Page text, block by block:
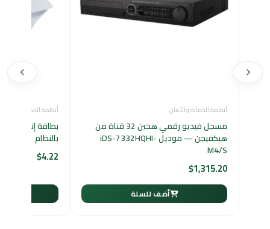
أنظمة الحماية والأمان
مسجل فيديو رقمي هجين 32 قناة من
هيكفيجن — موديل iDS-7332HQHI-
M4/S
$1,315.20
أضف للسلة
أنظمة الحماية والأمان
بطاقة إنتركم
بالنظام
$4.22